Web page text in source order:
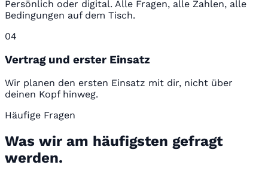
Persönlich oder digital. Alle Fragen, alle Zahlen, alle
Bedingungen auf dem Tisch.
04
Vertrag und erster Einsatz
Wir planen den ersten Einsatz mit dir, nicht über
deinen Kopf hinweg.
Häufige Fragen
Was wir am häufigsten gefragt
werden.